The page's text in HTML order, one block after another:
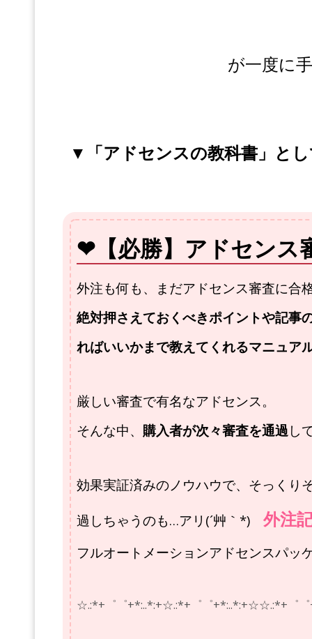
が一度に
▼「アドセンスの教科書」と
❤ 【必勝】アドセン
外注も何も、
まだアドセンス審査に
絶対押さえておくべきポイントや記事
ればいいかまで教えてくれるマニュア
厳しい審査で有名なアドセンス。
そんな中、 購入者が次々審査を通過し
効果実証済みのノウハウで、 そっくり
過しちゃうのも…アリ(´艸｀*) 外注
フルオートメーションアドセンスパッ
☆.:*+゜゜+*:..*:+☆.:*+゜゜+*:..*:+☆☆.:*+゜